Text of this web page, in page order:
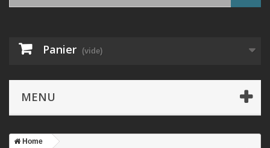
Panier (vide)
MENU
Home